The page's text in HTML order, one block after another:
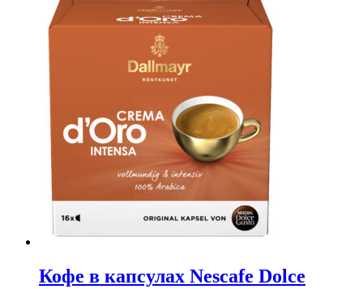
Кофе в капсулах Nescafe Dolce